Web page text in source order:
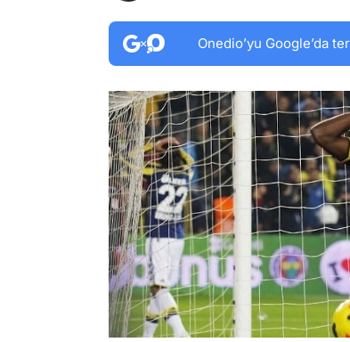
Onedio’yu Google’da